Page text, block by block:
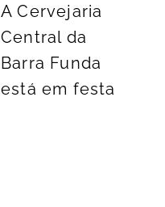
A Cervejaria
Central da
Barra Funda
está em festa